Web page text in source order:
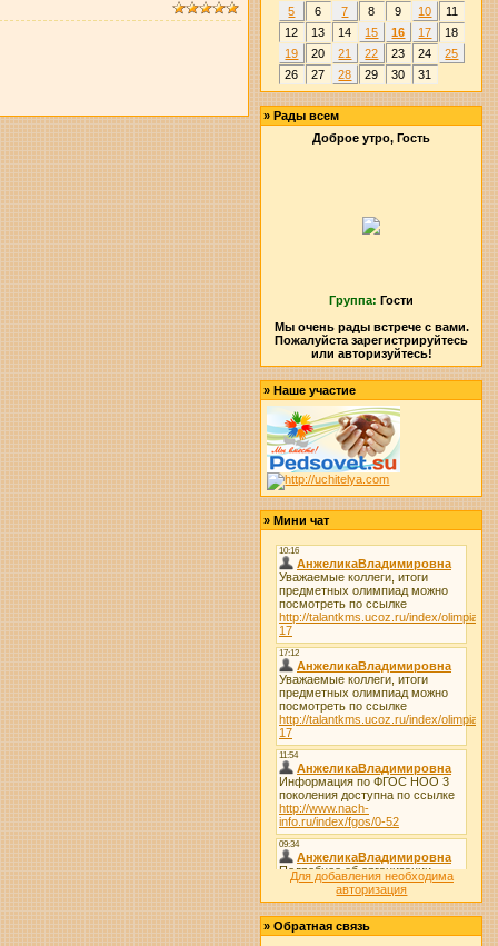
5
6 7 8 9 10
11
12
13 14 15 16 17
18
19
20 21 22 23 24
25
26
27 28 29 30 31
»Рады всем
Доброе утро, Гость
Группа: Гости
Мы очень рады встрече с вами.
Пожалуйста зарегистрируйтесь
или авторизуйтесь!
»Наше участие
»Мини чат
Для добавления необходима
авторизация
»Обратная связь